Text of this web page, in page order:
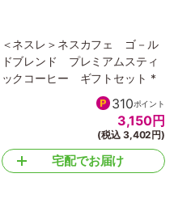
＜ネスレ＞ネスカフェ ゴ－ル
ドブレンド プレミアムスティ
ックコーヒー ギフトセット *
310ポイント
3,150円
(税込 3,402円)
宅配でお届け